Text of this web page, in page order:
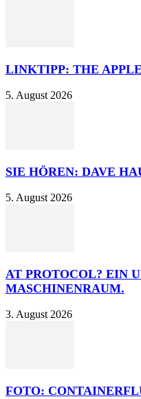
LINKTIPP: THE
5. August 2026
SIE HÖREN: DAVE
5. August 2026
AT PROTOCOL? EIN
MASCHINENRAUM.
3. August 2026
FOTO: